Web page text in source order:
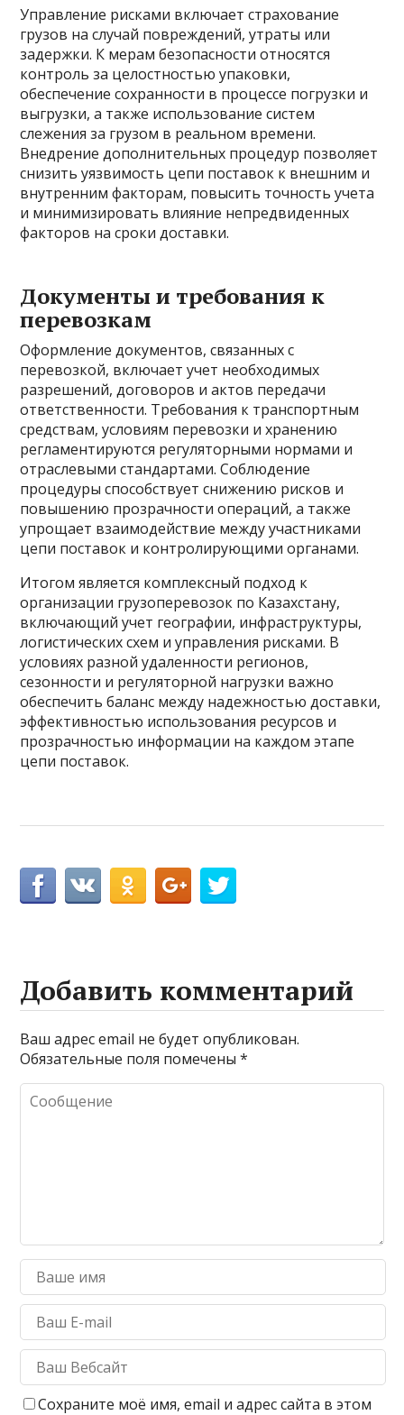
Управление рисками включает страхование
грузов на случай повреждений, утраты или
задержки. К мерам безопасности относятся
контроль за целостностью упаковки,
обеспечение сохранности в процессе погрузки и
выгрузки, а также использование систем
слежения за грузом в реальном времени.
Внедрение дополнительных процедур позволяет
снизить уязвимость цепи поставок к внешним и
внутренним факторам, повысить точность учета
и минимизировать влияние непредвиденных
факторов на сроки доставки.
Документы и требования к
перевозкам
Оформление документов, связанных с
перевозкой, включает учет необходимых
разрешений, договоров и актов передачи
ответственности. Требования к транспортным
средствам, условиям перевозки и хранению
регламентируются регуляторными нормами и
отраслевыми стандартами. Соблюдение
процедуры способствует снижению рисков и
повышению прозрачности операций, а также
упрощает взаимодействие между участниками
цепи поставок и контролирующими органами.
Итогом является комплексный подход к
организации грузоперевозок по Казахстану,
включающий учет географии, инфраструктуры,
логистических схем и управления рисками. В
условиях разной удаленности регионов,
сезонности и регуляторной нагрузки важно
обеспечить баланс между надежностью доставки,
эффективностью использования ресурсов и
прозрачностью информации на каждом этапе
цепи поставок.
Добавить комментарий
Ваш адрес email не будет опубликован.
Обязательные поля помечены*
Сохраните моё имя, email и адрес сайта в этом